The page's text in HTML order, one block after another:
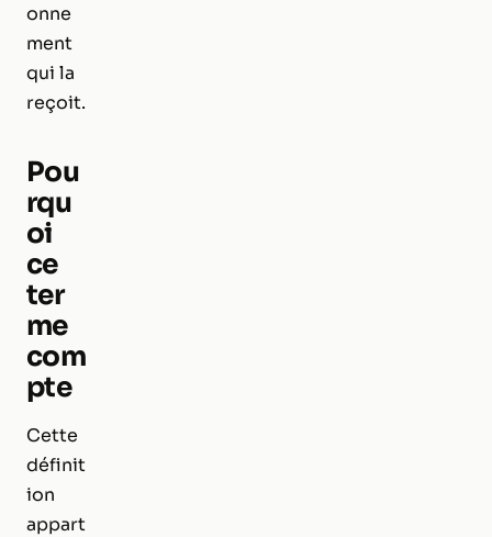
onne
ment
qui la
reçoit.
Pou
rqu
oi
ce
ter
me
com
pte
Cette
définit
ion
appart